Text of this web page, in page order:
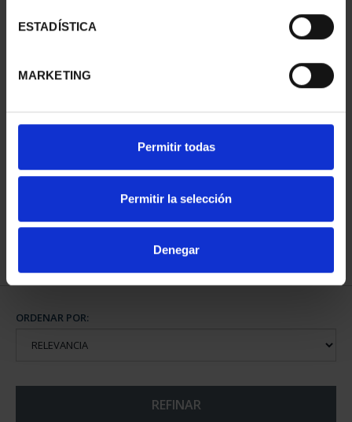
ESTADÍSTICA
MARKETING
Permitir todas
Permitir la selección
Denegar
PROVINCIA COLECCION
COMPLET...
ORDENAR POR:
REFINAR